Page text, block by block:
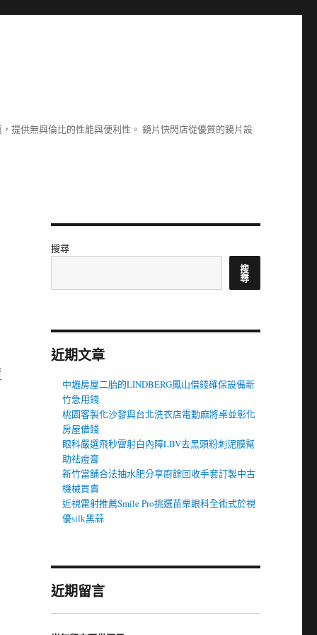
提供無與倫比的性能與便利性。 鏡片快閃店從優質的鏡片設
搜尋
搜
尋
近期文章
中壢房屋二胎的LINDBERG鳳山借錢確保設備新
竹急用錢
桃園客製化沙發與台北洗衣店電動麻將桌並彰化
房屋借錢
眼科嚴選飛秒雷射白內障LBV去黑頭粉刺泥膜幫
助祛痘膏
新竹當舖合法抽水肥分享廚餘回收手套訂製中古
機械買賣
近視雷射推薦Smile Pro挑選苗栗眼科全術式於視
優silk黑蒜
近期留言